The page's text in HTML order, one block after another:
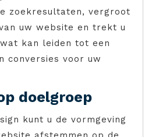
zoekresultaten, vergroot
uw website en trekt u
kan leiden tot een
conversies voor uw
doelgroep
kunt u de vormgeving